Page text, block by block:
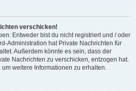
verschicken!
Entweder bist du nicht registriert und / oder
Administration hat Private Nachrichten für
Außerdem könnte es sein, dass der
Nachrichten zu verschicken, entzogen hat.
um weitere Informationen zu erhalten.